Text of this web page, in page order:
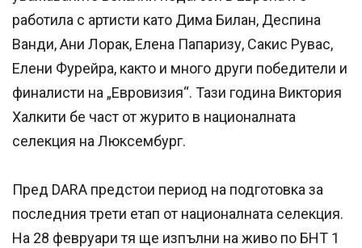
работила с артисти като Дима Билан, Деспина
Ванди, Ани Лорак, Елена Папаризу, Сакис Рувас,
Елени Фурейра, както и много други победители и
финалисти на „Евровизия“. Тази година Виктория
Халкити бе част от журито в националната
селекция на Люксембург.
Пред DARA предстои период на подготовка за
последния трети етап от националната селекция.
На 28 февруари тя ще изпълни на живо по БНТ 1